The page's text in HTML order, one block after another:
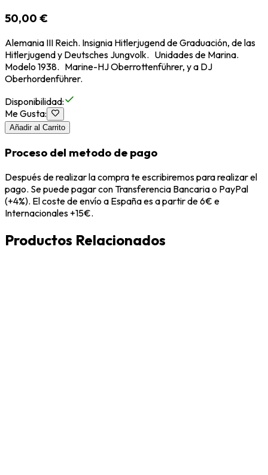
50,00 €
Alemania III Reich. Insignia Hitlerjugend de Graduación, de las
Hitlerjugend y Deutsches Jungvolk. Unidades de Marina.
Modelo 1938. Marine-HJ Oberrottenführer, y a DJ
Oberhordenführer.
Disponibilidad:
Me Gusta:
Añadir al Carrito
Proceso del metodo de pago
Después de realizar la compra te escribiremos para realizar el
pago. Se puede pagar con Transferencia Bancaria o PayPal
(+4%). El coste de envío a España es a partir de 6€ e
Internacionales +15€.
Productos Relacionados